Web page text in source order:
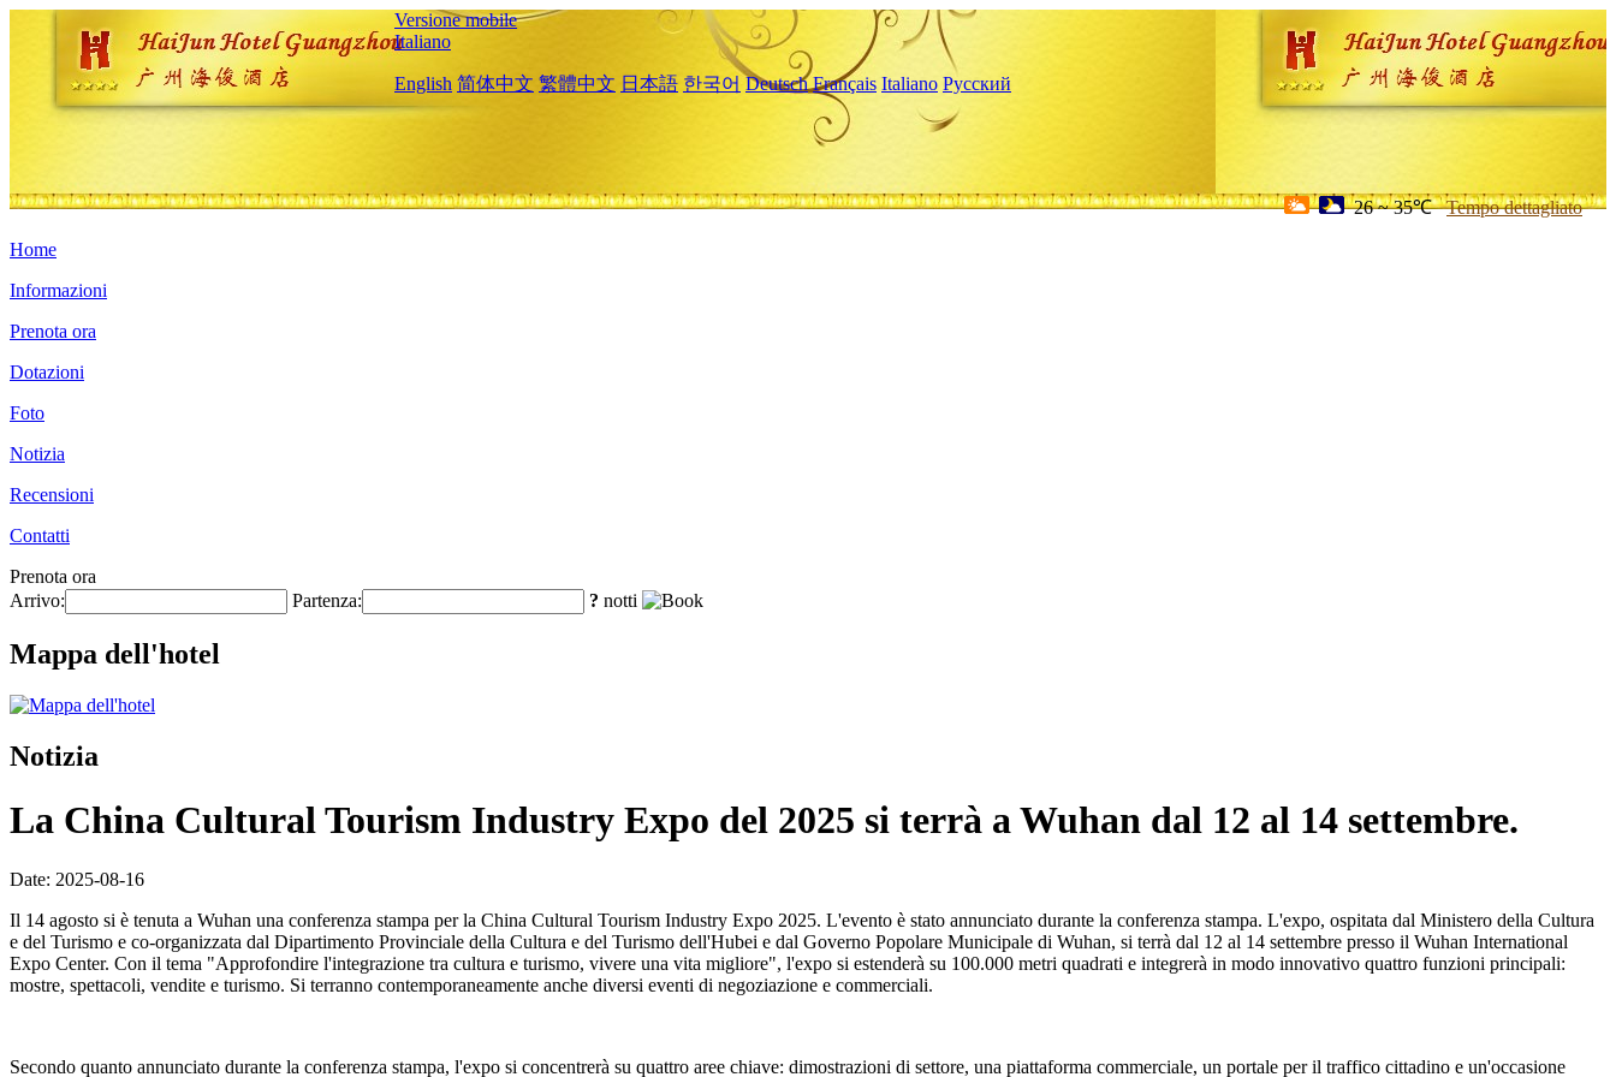
Versione mobile
Italiano
English 简体中文 繁體中文 日本語 한국어 Deutsch Français Italiano Русский
26 ~ 35℃ Tempo dettagliato
Home
Informazioni
Prenota ora
Dotazioni
Foto
Notizia
Recensioni
Contatti
Prenota ora
Arrivo:
Partenza: ? notti
Mappa dell'hotel
Notizia
La China Cultural Tourism Industry Expo del 2025 si terrà a Wuhan dal 12 al 14 settembre.
Date: 2025-08-16
Il 14 agosto si è tenuta a Wuhan una conferenza stampa per la China Cultural Tourism Industry Expo 2025. L'evento è stato annunciato durante la conferenza stampa. L'expo, ospitata dal Ministero della Cultura
e del Turismo e co-organizzata dal Dipartimento Provinciale della Cultura e del Turismo dell'Hubei e dal Governo Popolare Municipale di Wuhan, si terrà dal 12 al 14 settembre presso il Wuhan International
Expo Center. Con il tema "Approfondire l'integrazione tra cultura e turismo, vivere una vita migliore", l'expo si estenderà su 100.000 metri quadrati e integrerà in modo innovativo quattro funzioni principali:
mostre, spettacoli, vendite e turismo. Si terranno contemporaneamente anche diversi eventi di negoziazione e commerciali.
Secondo quanto annunciato durante la conferenza stampa, l'expo si concentrerà su quattro aree chiave: dimostrazioni di settore, una piattaforma commerciale, un portale per il traffico cittadino e un'occasione